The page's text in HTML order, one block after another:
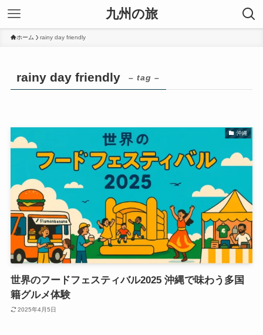
九州の旅
ホーム rainy day friendly
rainy day friendly – tag –
沖縄
世界のフードフェスティバル2025 沖縄で味わう多国
籍グルメ体験
2025年4月5日